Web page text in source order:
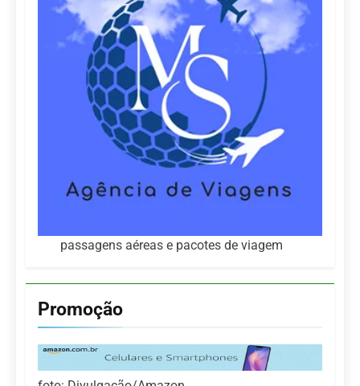
passagens aéreas e pacotes de viagem
Promoção